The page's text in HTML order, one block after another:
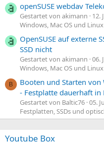
openSUSE webdav
Gestartet von akimann 12.
Windows, Mac OS und
OpenSUSE auf externe
SSD nicht
Gestartet von akimann 06.
Windows, Mac OS und
B
Booten und Starten
- Festplatte dauerhaft in
Gestartet von Baltic76 05.
Festplatten, SSDs und
Youtube Box